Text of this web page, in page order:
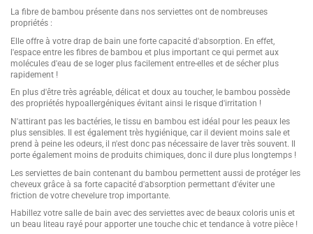
La fibre de bambou présente dans nos serviettes ont de nombreuses
propriétés :
Elle offre à votre drap de bain une forte capacité d'absorption. En effet,
l'espace entre les fibres de bambou et plus important ce qui permet aux
molécules d'eau de se loger plus facilement entre-elles et de sécher plus
rapidement !
En plus d'être très agréable, délicat et doux au toucher, le bambou possède
des propriétés hypoallergéniques évitant ainsi le risque d'irritation !
N'attirant pas les bactéries, le tissu en bambou est idéal pour les peaux les
plus sensibles. Il est également très hygiénique, car il devient moins sale et
prend à peine les odeurs, il n'est donc pas nécessaire de laver très souvent. Il
porte également moins de produits chimiques, donc il dure plus longtemps !
Les serviettes de bain contenant du bambou permettent aussi de protéger les
cheveux grâce à sa forte capacité d'absorption permettant d'éviter une
friction de votre chevelure trop importante.
Habillez votre salle de bain avec des serviettes avec de beaux coloris unis et
un beau liteau rayé pour apporter une touche chic et tendance à votre pièce !